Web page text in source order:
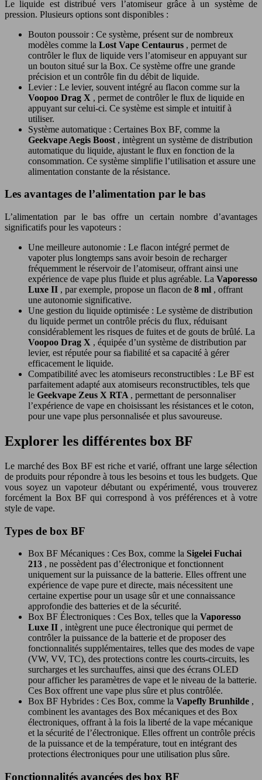
Le liquide est distribué vers l’atomiseur grâce à un système de
pression. Plusieurs options sont disponibles :
Bouton poussoir : Ce système, présent sur de nombreux
modèles comme la Lost Vape Centaurus , permet de
contrôler le flux de liquide vers l’atomiseur en appuyant sur
un bouton situé sur la Box. Ce système offre une grande
précision et un contrôle fin du débit de liquide.
Levier : Le levier, souvent intégré au flacon comme sur la
Voopoo Drag X , permet de contrôler le flux de liquide en
appuyant sur celui-ci. Ce système est simple et intuitif à
utiliser.
Système automatique : Certaines Box BF, comme la
Geekvape Aegis Boost , intègrent un système de distribution
automatique du liquide, ajustant le flux en fonction de la
consommation. Ce système simplifie l’utilisation et assure une
alimentation constante de la résistance.
Les avantages de l’alimentation par le bas
L’alimentation par le bas offre un certain nombre d’avantages
significatifs pour les vapoteurs :
Une meilleure autonomie : Le flacon intégré permet de
vapoter plus longtemps sans avoir besoin de recharger
fréquemment le réservoir de l’atomiseur, offrant ainsi une
expérience de vape plus fluide et plus agréable. La Vaporesso
Luxe II , par exemple, propose un flacon de 8 ml , offrant
une autonomie significative.
Une gestion du liquide optimisée : Le système de distribution
du liquide permet un contrôle précis du flux, réduisant
considérablement les risques de fuites et de gouts de brûlé. La
Voopoo Drag X , équipée d’un système de distribution par
levier, est réputée pour sa fiabilité et sa capacité à gérer
efficacement le liquide.
Compatibilité avec les atomiseurs reconstructibles : Le BF est
parfaitement adapté aux atomiseurs reconstructibles, tels que
le Geekvape Zeus X RTA , permettant de personnaliser
l’expérience de vape en choisissant les résistances et le coton,
pour une vape plus personnalisée et plus savoureuse.
Explorer les différentes box BF
Le marché des Box BF est riche et varié, offrant une large sélection
de produits pour répondre à tous les besoins et tous les budgets. Que
vous soyez un vapoteur débutant ou expérimenté, vous trouverez
forcément la Box BF qui correspond à vos préférences et à votre
style de vape.
Types de box BF
Box BF Mécaniques : Ces Box, comme la Sigelei Fuchai
213 , ne possèdent pas d’électronique et fonctionnent
uniquement sur la puissance de la batterie. Elles offrent une
expérience de vape pure et directe, mais nécessitent une
certaine expertise pour un usage sûr et une connaissance
approfondie des batteries et de la sécurité.
Box BF Électroniques : Ces Box, telles que la Vaporesso
Luxe II , intègrent une puce électronique qui permet de
contrôler la puissance de la batterie et de proposer des
fonctionnalités supplémentaires, telles que des modes de vape
(VW, VV, TC), des protections contre les courts-circuits, les
surcharges et les surchauffes, ainsi que des écrans OLED
pour afficher les paramètres de vape et le niveau de la batterie.
Ces Box offrent une vape plus sûre et plus contrôlée.
Box BF Hybrides : Ces Box, comme la Vapefly Brunhilde ,
combinent les avantages des Box mécaniques et des Box
électroniques, offrant à la fois la liberté de la vape mécanique
et la sécurité de l’électronique. Elles offrent un contrôle précis
de la puissance et de la température, tout en intégrant des
protections électroniques pour une utilisation plus sûre.
Fonctionnalités avancées des box BF